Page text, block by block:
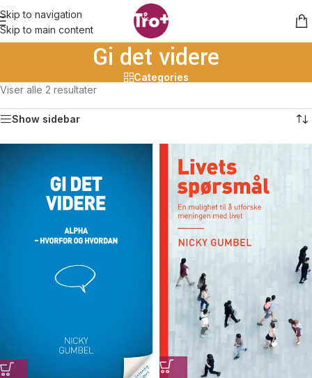
Skip to navigation
Skip to main content
Gi det videre
Categories
Viser alle 2 resultater
Show sidebar